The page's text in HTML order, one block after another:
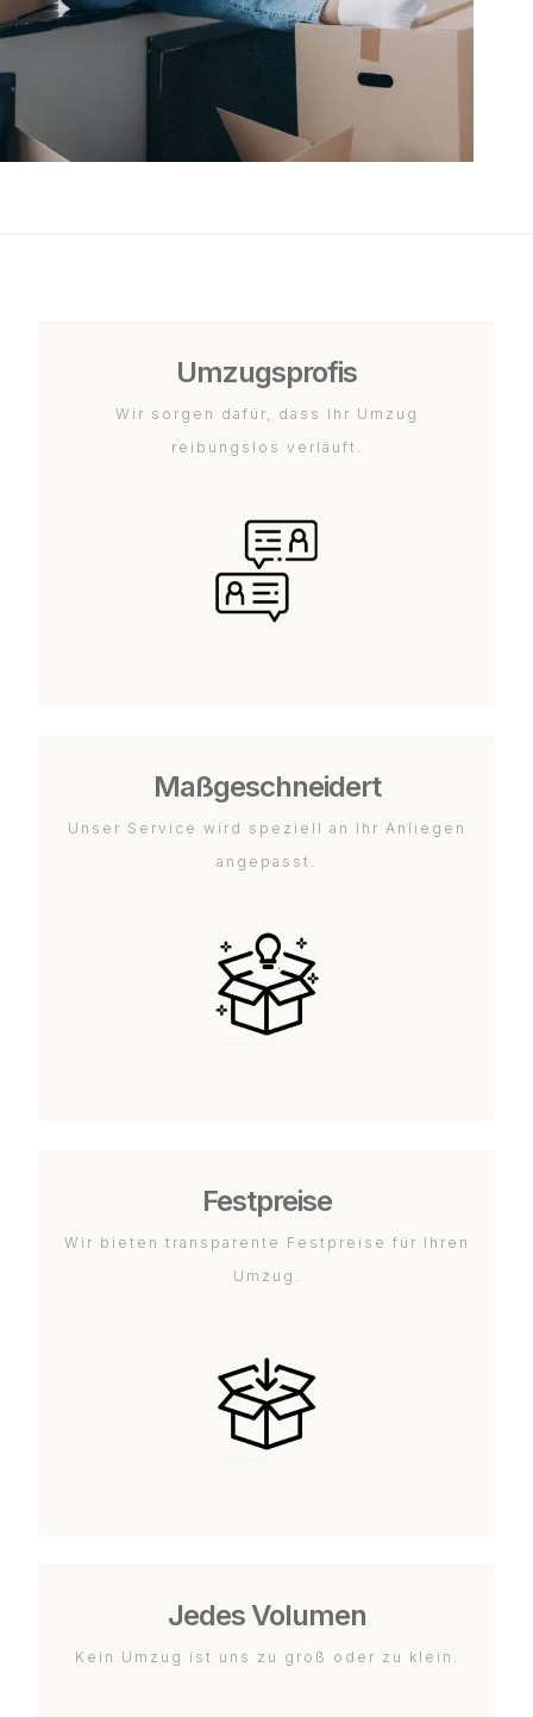
Umzugsprofis
Wir sorgen dafür, dass Ihr Umzug
reibungslos verläuft.
Maßgeschneidert
Unser Service wird speziell an Ihr Anliegen
angepasst.
Festpreise
Wir bieten transparente Festpreise für Ihren
Umzug.
Jedes Volumen
Kein Umzug ist uns zu groß oder zu klein.